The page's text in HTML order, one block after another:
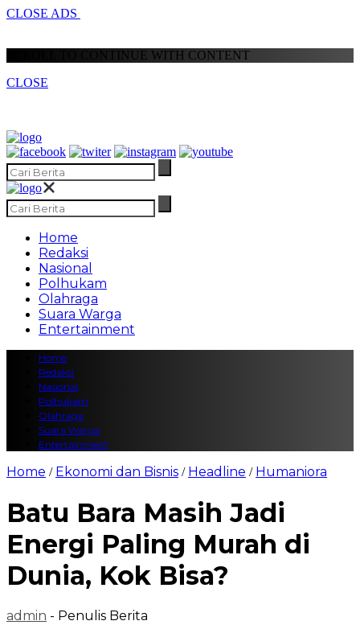
CLOSE ADS
SCROLL TO CONTINUE WITH CONTENT
CLOSE
Home
Redaksi
Nasional
Polhukam
Olahraga
Suara Warga
Entertainment
Home
Redaksi
Nasional
Polhukam
Olahraga
Suara Warga
Entertainment
Home / Ekonomi dan Bisnis / Headline / Humaniora
Batu Bara Masih Jadi
Energi Paling Murah di
Dunia, Kok Bisa?
admin - Penulis Berita